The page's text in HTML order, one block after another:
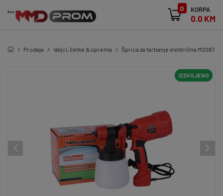
0 KORPA
0.0 KM
Prodaja Valjci, četke & oprema Šprica za farbanje električna M2067
IZDVOJENO
IZDVOJENO
IZDVOJENO